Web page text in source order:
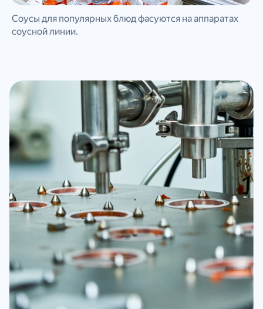
Соусы для популярных блюд фасуются на аппаратах
соусной линии.